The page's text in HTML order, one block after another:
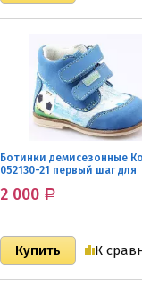
Ботинки демисезонные
052130-21 первый шаг для
2 000 Р
К